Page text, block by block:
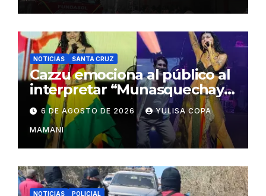
NOTICIAS SANTA CRUZ
Cazzu emociona al público al
interpretar “Munasquechay”
en su concierto en Santa
Cruz
6 DE AGOSTO DE 2026 YULISA COPA
MAMANI
NOTICIAS POLICIAL